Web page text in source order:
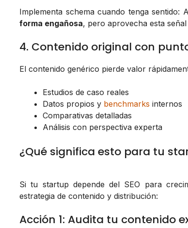
Implementa schema cuando tenga sentido:
forma engañosa, pero aprovecha esta
4. Contenido original con
El contenido genérico pierde valor
Estudios de caso reales
Datos propios y benchmarks internos
Comparativas detalladas
Análisis con perspectiva experta
¿Qué significa esto para tu
Si tu startup depende del SEO para
estrategia de contenido y distribución:
Acción 1: Audita tu contenido